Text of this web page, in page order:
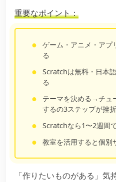
重要なポイント：
ゲーム・アニメ・アプ
る
Scratchは無料・日本
る
テーマを決める→チュ
するの3ステップが挫
Scratchなら1〜2週間
教室を活用すると個別
「作りたいものがある」